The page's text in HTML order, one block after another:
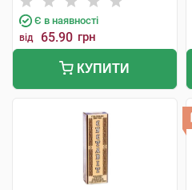
Є в наявності
від 65.90 грн
КУПИТИ